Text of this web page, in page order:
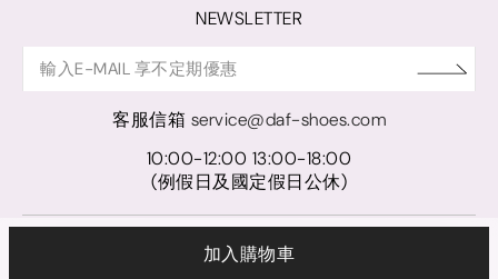
加入購物車
NEWSLETTER
客服信箱 service@daf-shoes.com
10:00-12:00 13:00-18:00
(例假日及國定假日公休)
© D+AF. 2024 晨希時尚股份有限公司｜統一編號 27921248